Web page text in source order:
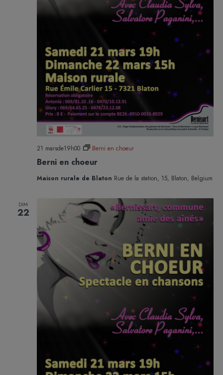
Berni en choeur
21 marsde19h00 Berni en choeur
Maison rurale de Blaton Rue de la station, 15, Blaton, Belgium
DIM
22